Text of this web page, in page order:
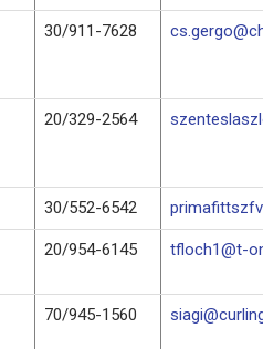
30/911-7628
20/329-2564
30/552-6542
20/954-6145 tfloch1@t-
70/945-1560